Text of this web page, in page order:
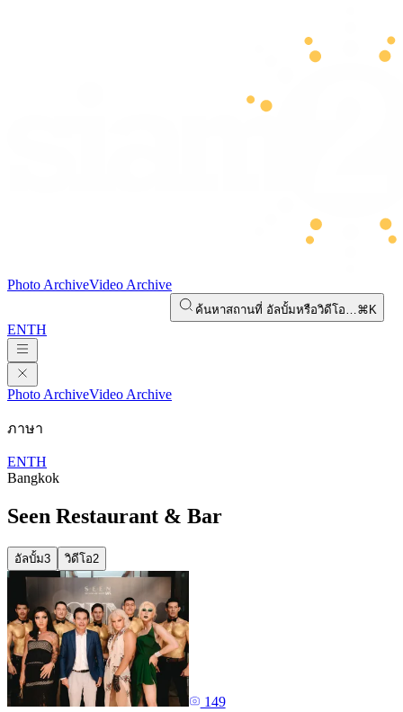
Photo ArchiveVideo Archive
ค้นหาสถานที่ อัลบั้มหรือวิดีโอ…⌘K
ENTH
Photo ArchiveVideo Archive
ภาษา
ENTH
Bangkok
Seen Restaurant & Bar
อัลบั้ม3 วิดีโอ2
149